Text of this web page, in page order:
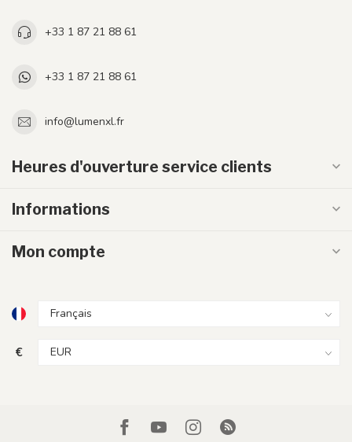
+33 1 87 21 88 61
+33 1 87 21 88 61
info@lumenxl.fr
Heures d'ouverture service clients
Informations
Mon compte
€